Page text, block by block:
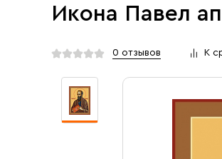
Иконы
Услуги
Икона Павел
0 отзывов К